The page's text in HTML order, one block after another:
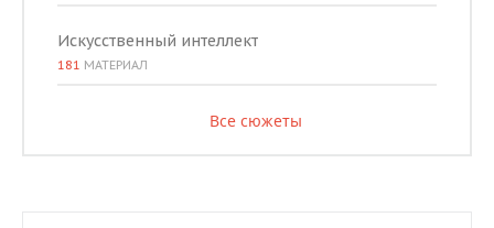
Искусственный интеллект
181 МАТЕРИАЛ
Все сюжеты